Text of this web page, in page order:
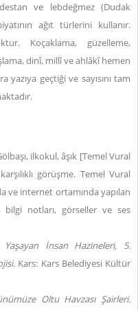
ve lebdeğmez (Dudak
ağıt türlerini kullanır.
Koçaklama, güzelleme,
dinî, millî ve ahlâkî hemen
geçtiği ve sayısını tam
ilkokul, âşık [Temel Vural
görüşme. Temel Vural
ve internet ortamında yapılan
bilgi notları, görseller ve ses
Yaşayan İnsan Hazineleri, 5.
Kars: Kars Belediyesi Kültür
Oltu Havzası Şairleri.